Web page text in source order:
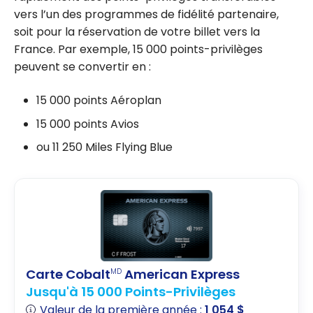
vers l’un des programmes de fidélité partenaire,
soit pour la réservation de votre billet vers la
France. Par exemple, 15 000 points-privilèges
peuvent se convertir en :
15 000 points Aéroplan
15 000 points Avios
ou 11 250 Miles Flying Blue
Carte CobaltMD American Express
Jusqu'à 15 000 Points-Privilèges